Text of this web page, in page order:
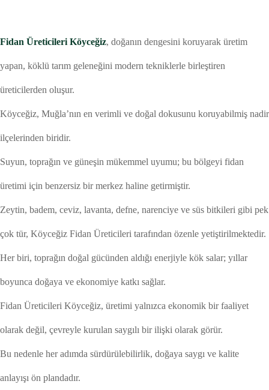
Fidan Üreticileri Köyceğiz, doğanın dengesini koruyarak üretim
yapan, köklü tarım geleneğini modern tekniklerle birleştiren
üreticilerden oluşur.
Köyceğiz, Muğla’nın en verimli ve doğal dokusunu koruyabilmiş nadir
ilçelerinden biridir.
Suyun, toprağın ve güneşin mükemmel uyumu; bu bölgeyi fidan
üretimi için benzersiz bir merkez haline getirmiştir.
Zeytin, badem, ceviz, lavanta, defne, narenciye ve süs bitkileri gibi pek
çok tür, Köyceğiz Fidan Üreticileri tarafından özenle yetiştirilmektedir.
Her biri, toprağın doğal gücünden aldığı enerjiyle kök salar; yıllar
boyunca doğaya ve ekonomiye katkı sağlar.
Fidan Üreticileri Köyceğiz, üretimi yalnızca ekonomik bir faaliyet
olarak değil, çevreyle kurulan saygılı bir ilişki olarak görür.
Bu nedenle her adımda sürdürülebilirlik, doğaya saygı ve kalite
anlayışı ön plandadır.